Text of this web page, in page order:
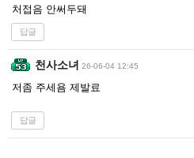
처접음 안써두돼
답글
천사소녀 26-06-04 12:45
저좀 주세욤 제발료
답글